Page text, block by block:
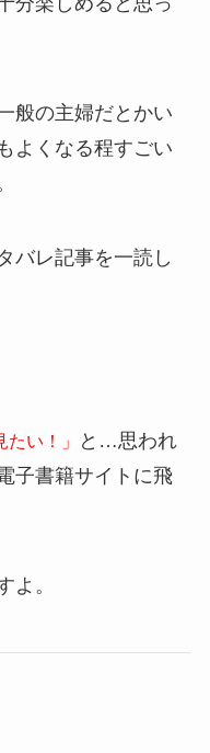
般の主婦だとかい
よくなる程すごい
バレ記事を一読し
い！」
と…思われ
子書籍サイトに飛
よ。